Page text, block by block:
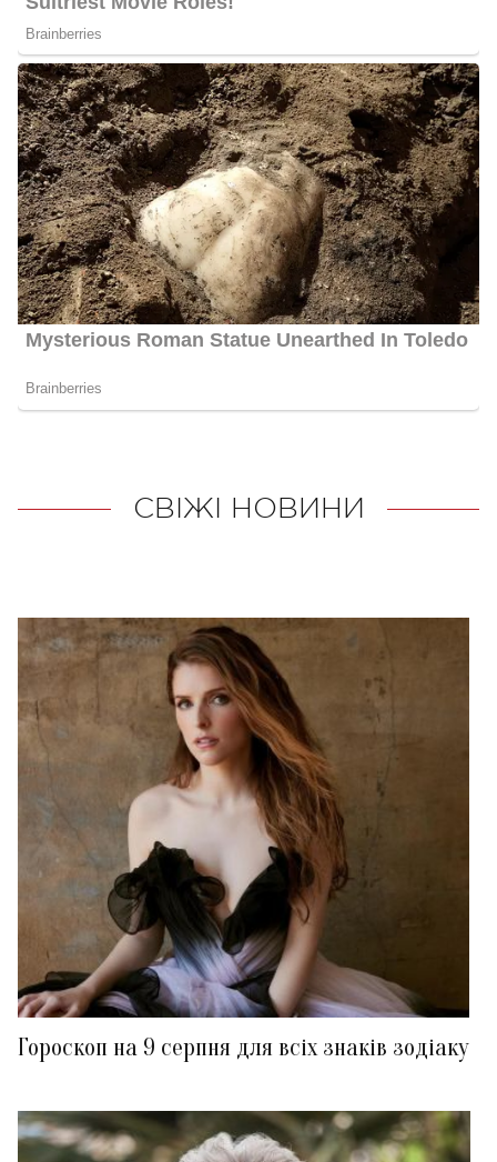
СВІЖІ НОВИНИ
Гороскоп на 9 серпня для всіх знаків зодіаку